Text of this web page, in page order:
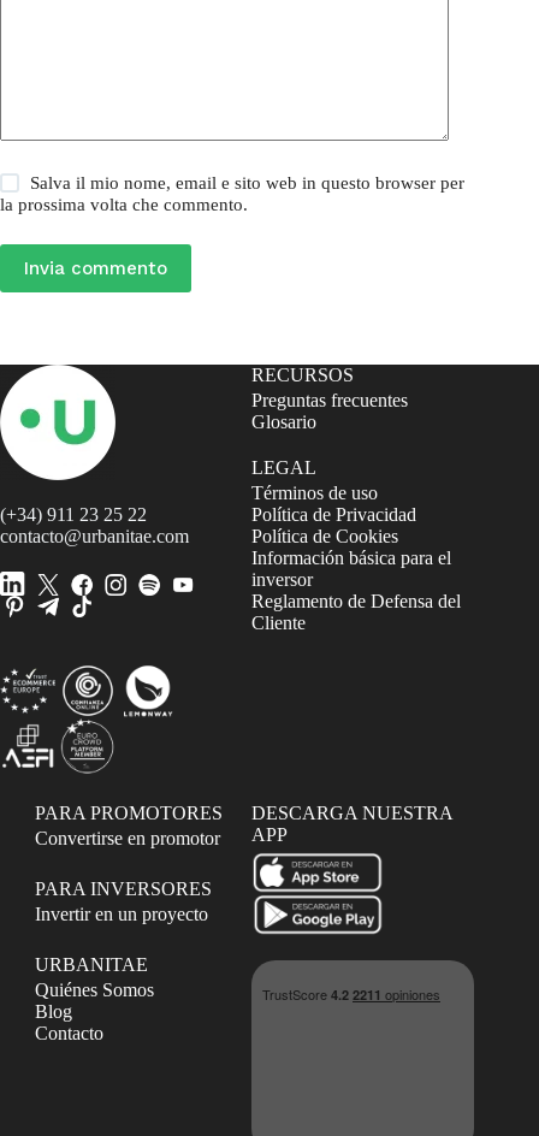
Salva il mio nome, email e sito web in questo browser per
la prossima volta che commento.
Invia commento
(+34) 911 23 25 22
contacto@urbanitae.com
RECURSOS
Preguntas frecuentes
Glosario
LEGAL
Términos de uso
Política de Privacidad
Política de Cookies
Información básica para el
inversor
Reglamento de Defensa del
Cliente
PARA PROMOTORES
Convertirse en promotor
PARA INVERSORES
Invertir en un proyecto
URBANITAE
Quiénes Somos
Blog
Contacto
DESCARGA NUESTRA
APP